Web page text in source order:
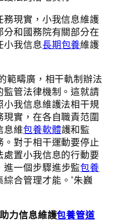
現實，小我信息維護
和國務院有關部分在
小我信息長期包養維護
範疇廣，相干軌制辦法
管法律機制。這就請
我信息維護法相干規
實，在各自職責范圍
息維包養軟體護和監
對于相干運動要停止
置小我信息的行動要
進一個步驟進步監包養
合管理才能。”朱巍
力信息維護包養管道